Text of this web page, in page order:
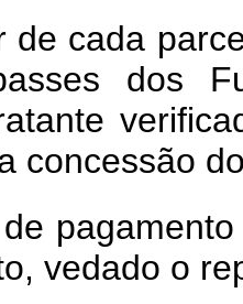
cada
dos
concessão
pagamento
vedado o